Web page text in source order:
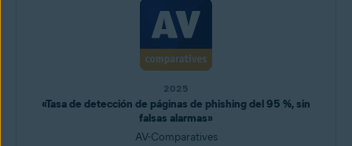
2025
«Tasa de detección de páginas de phishing del 95 %, sin
falsas alarmas»
AV-Comparatives